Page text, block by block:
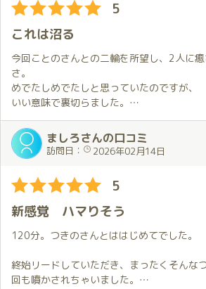
5
これは沼る
今回ことのさんとの二輪を所望し、2人に
さ。
めでたしめでたしと思っていたのですが、
いい意味で裏切らました。
二人の息の合った技の応酬で癒されるどこ
投げ出されてしまいましたとさ。
つきのさんは色気があり、サービスも技も
とても余裕を感じる女性でした。
これは当分沼ってしまいそうです！
またお願いしますっ！
ましろさんの口コミ
訪問日： 2026年02月14日
5
新感覚 ハマりそう
120分。つきのさんとははじめてでした。
終始リードしていただき、まったくそんな
回も噴かされちゃいました。